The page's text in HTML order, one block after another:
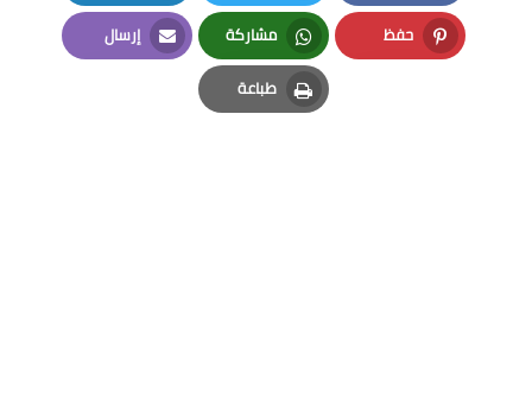
Facebook
Twitter
LinkedIn
حفظ
Pinterest
مشاركة
Whatsapp
إرسال
Email
طباعة
Print